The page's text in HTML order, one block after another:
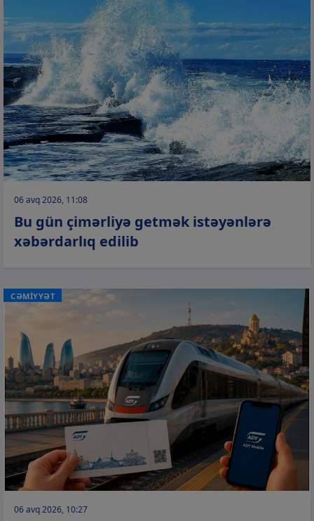
06 avq 2026, 11:08
Bu gün çimərliyə getmək istəyənlərə
xəbərdarlıq edilib
CƏMİYYƏT
06 avq 2026, 10:27